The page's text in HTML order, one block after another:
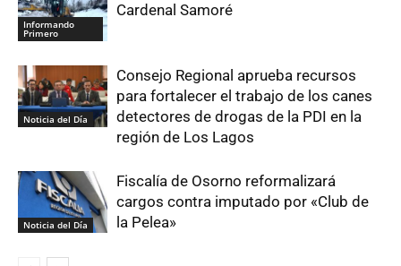
Informando
Primero
Cardenal Samoré
Noticia del Día
Consejo Regional aprueba recursos
para fortalecer el trabajo de los canes
detectores de drogas de la PDI en la
región de Los Lagos
Noticia del Día
Fiscalía de Osorno reformalizará
cargos contra imputado por «Club de
la Pelea»